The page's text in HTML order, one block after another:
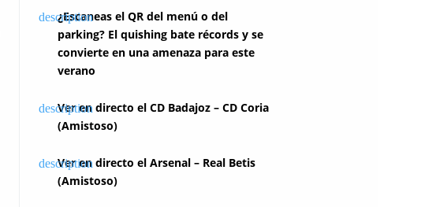
¿Escaneas el QR del menú o del
parking? El quishing bate récords y se
convierte en una amenaza para este
verano
Ver en directo el CD Badajoz – CD Coria
(Amistoso)
Ver en directo el Arsenal – Real Betis
(Amistoso)